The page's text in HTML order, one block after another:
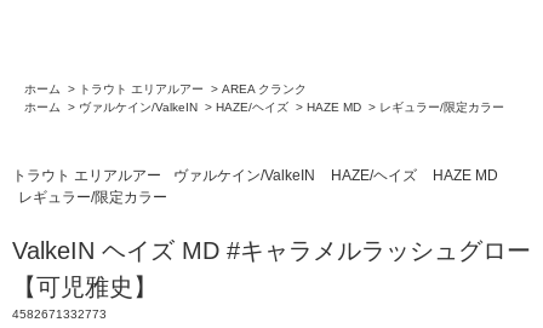
ホーム > トラウト エリアルアー > AREA クランク
ホーム
> ヴァルケイン/ValkeIN > HAZE/ヘイズ > HAZE MD > レギュラー/限定カラー
トラウト エリアルアー ヴァルケイン/ValkeIN HAZE/ヘイズ
HAZE MD
レギュラー/限定カラー
ValkeIN ヘイズ MD #キャラメルラッシュグロー
【可児雅史】
4582671332773